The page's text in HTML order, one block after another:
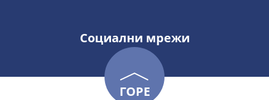
Социални мрежи
ГОРЕ